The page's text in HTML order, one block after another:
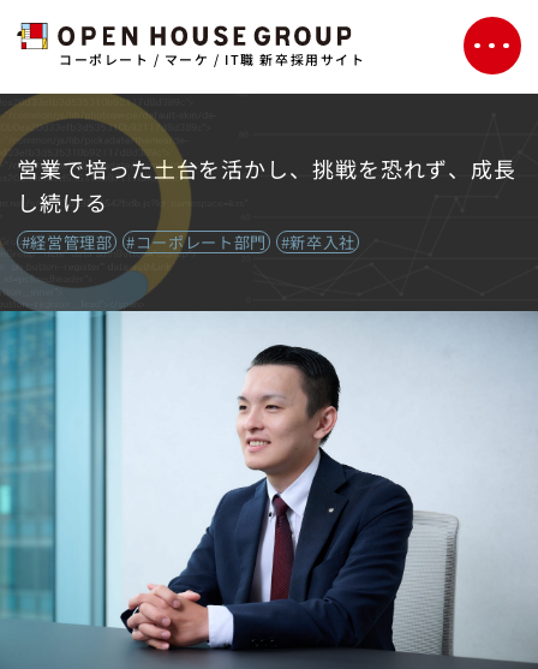
コーポレート / マーケ / IT職 新卒採用サイト
営業で培った土台を活かし、挑戦を恐れず、成長
し続ける
#経営管理部 #コーポレート部門 #新卒入社